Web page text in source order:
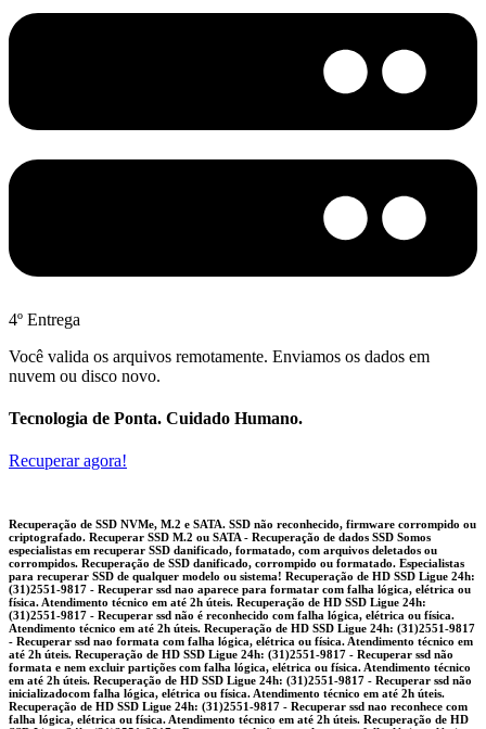
4º Entrega
Você valida os arquivos remotamente. Enviamos os dados em
nuvem ou disco novo.
Tecnologia de Ponta. Cuidado Humano.
Recuperar agora!
Recuperação de SSD NVMe, M.2 e SATA. SSD não reconhecido, firmware corrompido ou criptografado. Recuperar SSD M.2 ou SATA - Recuperação de dados SSD Somos especialistas em recuperar SSD danificado, formatado, com arquivos deletados ou corrompidos. Recuperação de SSD danificado, corrompido ou formatado. Especialistas para recuperar SSD de qualquer modelo ou sistema! Recuperação de HD SSD Ligue 24h: (31)2551-9817 - Recuperar ssd nao aparece para formatar com falha lógica, elétrica ou física. Atendimento técnico em até 2h úteis. Recuperação de HD SSD Ligue 24h: (31)2551-9817 - Recuperar ssd não é reconhecido com falha lógica, elétrica ou física. Atendimento técnico em até 2h úteis. Recuperação de HD SSD Ligue 24h: (31)2551-9817 - Recuperar ssd nao formata com falha lógica, elétrica ou física. Atendimento técnico em até 2h úteis. Recuperação de HD SSD Ligue 24h: (31)2551-9817 - Recuperar ssd não formata e nem excluir partições com falha lógica, elétrica ou física. Atendimento técnico em até 2h úteis. Recuperação de HD SSD Ligue 24h: (31)2551-9817 - Recuperar ssd não inicializadocom falha lógica, elétrica ou física. Atendimento técnico em até 2h úteis. Recuperação de HD SSD Ligue 24h: (31)2551-9817 - Recuperar ssd nao reconhece com falha lógica, elétrica ou física. Atendimento técnico em até 2h úteis. Recuperação de HD SSD Ligue 24h: (31)2551-9817 - Recuperar ssd não reconhece com falha lógica, elétrica ou física. Atendimento técnico em até 2h úteis. Recuperação de HD SSD Ligue 24h: (31)2551-9817 - Recuperar ssd nao reconhece no boot com falha lógica, elétrica ou física. Atendimento técnico em até 2h úteis. Recuperação de HD SSD Ligue 24h: (31)2551-9817 - Recuperar ssd nvme m 2 não reconhece com falha lógica, elétrica ou física. Atendimento técnico em até 2h úteis. Recuperação de HD SSD Ligue 24h: (31)2551-9817 - Recuperar ssd nvme m 2 não reconhece x99 com falha lógica, elétrica ou física. Atendimento técnico em até 2h úteis. Recuperação de HD SSD Ligue 24h: (31)2551-9817 - Recuperar ssd nvme parou de funcionar com falha lógica, elétrica ou física. Atendimento técnico em até 2h úteis. Recuperação de HD SSD Ligue 24h: (31)2551-9817 - Recuperar ssd parou de funcionar com falha lógica, elétrica ou física. Atendimento técnico em até 2h úteis. Recuperação de HD SSD Ligue 24h: (31)2551-9817 - Recuperar ssd travando com falha lógica, elétrica ou física. Atendimento técnico em até 2h úteis. Recuperação de HD SSD Ligue 24h: (31)2551-9817 - Recuperar ssd travando muito com falha lógica, elétrica ou física. Atendimento técnico em até 2h úteis. Recuperação de HD SSD Ligue 24h: (31)2551-9817 - Recuperar recuperar ssd com defeito com falha lógica, elétrica ou física. Atendimento técnico em até 2h úteis. Recuperação de HD SSD Ligue 24h: (31)2551-9817 - Recuperar pc nao reconhece o ssd com falha lógica, elétrica ou física. Atendimento técnico em até 2h úteis. Recuperação de HD SSD Ligue 24h: (31)2551-9817 - Recuperar pc não reconhece o ssd com falha lógica, elétrica ou física. Atendimento técnico em até 2h úteis. Recuperação de HD SSD Ligue 24h: (31)2551-9817 - Recuperar pc nao reconhece ssd com falha lógica, elétrica ou física. Atendimento técnico em até 2h úteis. Recuperação de HD SSD Ligue 24h: (31)2551-9817 - Recuperar notebook nao reconhece ssd com falha lógica, elétrica ou física. Atendimento técnico em até 2h úteis. Recuperação de HD SSD Ligue 24h: (31)2551-9817 - Recuperar notebook não reconhece ssd com falha lógica, elétrica ou física. Atendimento técnico em até 2h úteis. Recuperação de HD SSD Ligue 24h: (31)2551-9817 - Recuperar notebook nao reconhece ssd m2 com falha lógica, elétrica ou física. Atendimento técnico em até 2h úteis. Recuperação de HD SSD Ligue 24h: (31)2551-9817 - Recuperar ssd quem não reconhece ssd com falha lógica, elétrica ou física. Atendimento técnico em até 2h úteis. Recuperação de HD SSD Ligue 24h: (31)2551-9817 - Recuperar ssd queimado com falha lógica, elétrica ou física. Atendimento técnico em até 2h úteis. Recuperação de HD SSD Ligue 24h: (31)2551-9817 - Recuperar recuperar ssd corrompido com falha lógica, elétrica ou física. Atendimento técnico em até 2h úteis. Recuperação de HD SSD Ligue 24h: (31)2551-9817 - Recuperar recuperar hd ssd corrompido com falha lógica, elétrica ou física. Atendimento técnico em até 2h úteis. Recuperação de HD SSD Ligue 24h: (31)2551-9817 - Recuperar reconhecer ssd no pc com falha lógica, elétrica ou física. Atendimento técnico em até 2h úteis. consertar hd externo samsung consertar hd notebook conserto de hd seagate conserto hd externo disco corrompido disco não alocado hd externo disco raw recuperar dados empresa especializada em recuperar dados hd empresa especializada em recuperar hd empresa para recuperar hd especialista em recuperação de hd formatar partição raw hd com formato raw hd com partição raw hd corrompido e ilegivel hd corrompido pc hd em formato raw como recuperar arquivos hd estragou e agora hd externo ilegivel hd externo não abre pedindo para formatar hd externo partição perdida hd externo raw para ntfs hd falhando como recuperar hd formato raw recuperar dados hd quebrado recuperar dados hd recuperado hd sistema raw manutenção de hd interno meu hd externo corrompido como recuperar meu hd externo esta em formato raw meu hd externo está pedindo para formatar meu hd parou de funcionar como recuperar os dados pasta corrompida e ilegivel hd externo pasta corrompida hd externo pedindo para formatar hd externo preço para recuperar hd externo problema na agulha do hd prohd recuperação de dados prohd recuperação de dados em hd bh recovery recuperar dados recuperação de arquivos após formatação recuperação de dados recuperação de dados de hd recuperação de dados disco recuperação de dados disco externo Precisa recuperar dados do SSD? Atendimento Especializado 24H: (31) 2551-9817 | Referência, há 26 anos, em Recuperação de Dados de HD SSD. Recuperar Dados de HD SSD. Sucesso em 95% dos Casos Acre Rio Branco AC Alagoas Maceió AL Amapá Macapá AP Amazonas Manaus AM Bahia Salvador BA Ceará Fortaleza CE Distrito Federal* Brasília DF Espírito Santo Vitória ES Goiás Goiânia GO Maranhão São Luís MA Mato Grosso Cuiabá MT Mato Grosso do Sul Campo Grande MS Minas Gerais Belo Horizonte MG Pará Belém PA Paraíba João Pessoa PB Paraná Curitiba PR Pernambuco Recife PE Piauí Teresina PI Rio de Janeiro Rio de Janeiro RJ Rio Grande do Norte Natal RN Rio Grande do Sul Porto Alegre RS Rondônia Porto Velho RO Roraima Boa Vista RR Santa Catarina Florianópolis SC São Paulo São Paulo SP Sergipe Aracaju SE Tocantins Palmas To A PRO HD Recovery conta com profissionais e recursos necessários para realizar qualquer tipo de recuperação de dados em qualquer tipo de mídia com SSD., HD, Servidor RAID. Recuperação de HD Seagate Ligue 24h: (31)2551-9817 - Recuperação de HDs internos com falha lógica, elétrica ou física. Atendimento técnico em até 2h úteis. Recuperação de HD Seagate Ligue 24h: (31)2551-9817 - HD corrompido ou formatado? Restauramos seus arquivos com total segurança e sigilo. Recuperação de HD Seagate Ligue 24h: (31)2551-9817 - Diagnóstico em 2 horas. Pague só se recuperar seus dados. HDs SATA, IDE e SAS. Recuperação de HD Seagate Ligue 24h: (31)2551-9817 - Recuperamos HDs danificados de qualquer marca ou modelo, com total integridade e confidencialidade. Recuperação de HD Seagate Ligue 24h: (31)2551-9817 - Mais de 26 anos de experiência em recuperação de HDs internos com casos complexos solucionados. Recuperação de HD Seagate Ligue 24h: (31)2551-9817 - Dados inacessíveis? Nossa equipe técnica garante recuperação segura mesmo em falhas graves. Recuperação de HD Seagate Ligue 24h: (31)2551-9817 - HD não reconhece no sistema? Realizamos leitura forçada e recuperação com precisão cirúrgica. Recuperar HD Seagate Ligue 24h: (31)2551-9817 - HD parou de funcionar? Recuperamos dados com segurança, agilidade e sem custo se não houver sucesso. Recuperar HD Seagate Ligue 24h: (31)2551-9817 - Perdeu dados do HD interno? Diagnóstico em 2 horas e recuperação profissional com taxa de sucesso comprovada. Recuperar HD Seagate Ligue 24h: (31)2551-9817 - HD com erro de leitura ou travando? Recuperamos com ferramentas especializadas em ambiente controlado. Recuperar HD Seagate Ligue 24h: (31)2551-9817 - Recuperação de HDs internos com falha lógica, elétrica ou física. Atendimento técnico em até 2h úteis. Recuperar HD Seagate Ligue 24h: (31)2551-9817 - HD corrompido ou formatado? Restauramos seus arquivos com total segurança e sigilo. Recuperar HD Seagate Ligue 24h: (31)2551-9817 - Diagnóstico em 2 horas. Pague só se recuperar seus dados. HDs SATA, IDE e SAS. Recuperar HD Seagate Ligue 24h: (31)2551-9817 - Recuperamos HDs danificados de qualquer marca ou modelo, com total integridade e confidencialidade. Recuperar HD Seagate Ligue 24h: (31)2551-9817 - Mais de 26 anos de experiência em recuperação de HDs internos com casos complexos solucionados. Recuperar HD Seagate Ligue 24h: (31)2551-9817 - Dados inacessíveis? Nossa equipe técnica garante recuperação segura mesmo em falhas graves. Recuperar HD Seagate Ligue 24h: (31)2551-9817 - HD não reconhece no sistema? Realizamos leitura forçada e recuperação com precisão cirúrgica. Recuperação de SSD Ligue 24h: (31)2551-9817 |ProHD: referência nacional em recuperação de SSDs NVMe, M. 2 em ssd não aparece no gerenciador de disco com falha lógica, elétrica ou física. Atendimento técnico em até 2h úteis. Recuperação de SSD Ligue 24h: (31)2551-9817 |ProHD: referência nacional em recuperação de SSDs NVMe, M. 2 em ssd não aparece no gerenciamento de disco Recuperação de SSD Ligue 24h: (31)2551-9817 |ProHD: referência nacional em recuperação de SSDs NVMe, M. 2 em ssd nao aparece no pc com falha lógica, elétrica ou física. Atendimento técnico em até 2h úteis. Recuperação de SSD Ligue 24h: (31)2551-9817 |ProHD: referência nacional em r